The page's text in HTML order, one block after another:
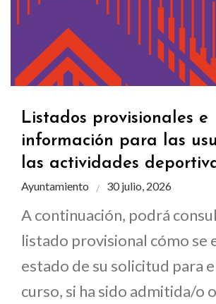
Listados provisionales e
información para las
las actividades
Ayuntamiento 30 julio, 2026
A continuación, podrá
listado provisional cómo se
estado de su solicitud para
curso, si ha sido admitida/o